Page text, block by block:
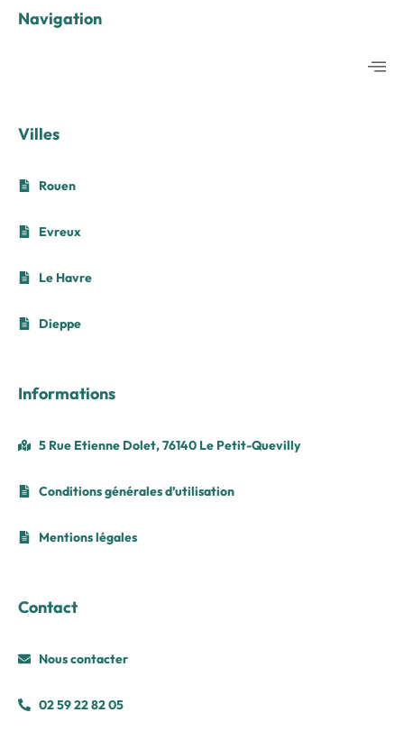
Navigation
Villes
Rouen
Evreux
Le Havre
Dieppe
Informations
5 Rue Etienne Dolet, 76140 Le Petit-Quevilly
Conditions générales d’utilisation
Mentions légales
Contact
Nous contacter
02 59 22 82 05